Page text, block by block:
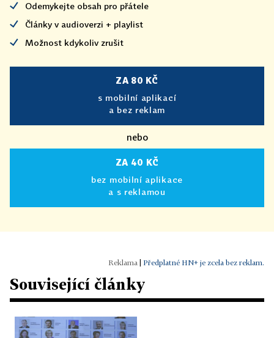
Odemykejte obsah pro přátele
Články v audioverzi + playlist
Možnost kdykoliv zrušit
ZA 80 KČ
s mobilní aplikací
a bez reklam
nebo
ZA 40 KČ
bez mobilní aplikace
a s reklamou
Předplatné HN+ je zcela bez reklam.
Související články